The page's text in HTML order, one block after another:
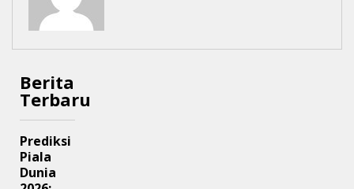
Berita
Terbaru
Prediksi
Piala
Dunia